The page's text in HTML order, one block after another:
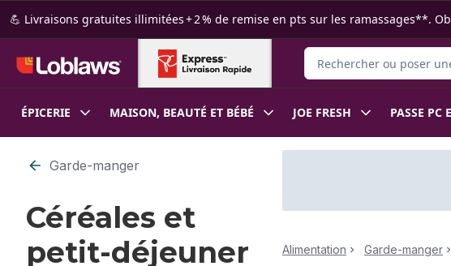
Passer au contenu principal
Passer au pied de page
💪 Livraisons gratuites illimitées + 2 % de remise en pts sur les ramassages**.
Rechercher des produits
ÉPICERIE MAISON, BEAUTÉ ET BÉBÉ JOE FRESH PASSE PC
Passer au filtrage du contenu
Garde-manger
Céréales et
petit-déjeuner
Alimentation Garde-manger